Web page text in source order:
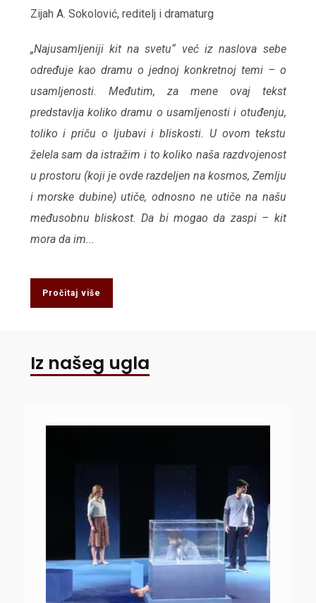
Zijah A. Sokolović, reditelj i dramaturg
„Najusamljeniji kit na svetu“ već iz naslova sebe
određuje kao dramu o jednoj konkretnoj temi – o
usamljenosti. Međutim, za mene ovaj tekst
predstavlja koliko dramu o usamljenosti i otuđenju,
toliko i priču o ljubavi i bliskosti. U ovom tekstu
želela sam da istražim i to koliko naša razdvojenost
u prostoru (koji je ovde razdeljen na kosmos, Zemlju
i morske dubine) utiče, odnosno ne utiče na našu
međusobnu bliskost. Da bi mogao da zaspi – kit
mora da im...
Pročitaj više
Iz našeg ugla